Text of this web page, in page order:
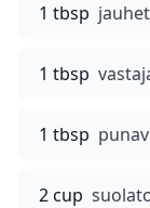
1 tbsp
1 tbsp
1 tbsp
2 cup